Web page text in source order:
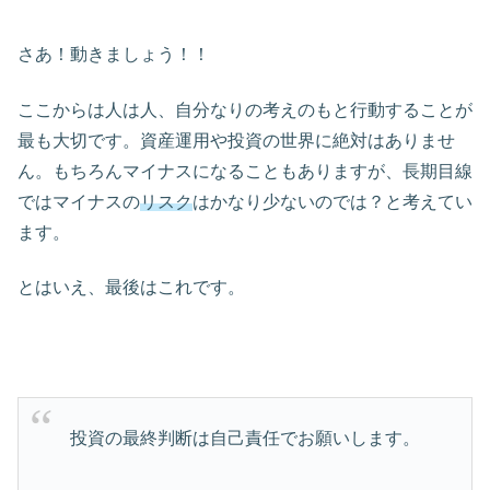
さあ！動きましょう！！
ここからは人は人、自分なりの考えのもと行動することが
最も大切です。資産運用や投資の世界に絶対はありませ
ん。もちろんマイナスになることもありますが、長期目線
ではマイナスのリスクはかなり少ないのでは？と考えてい
ます。
とはいえ、最後はこれです。
投資の最終判断は自己責任でお願いします。